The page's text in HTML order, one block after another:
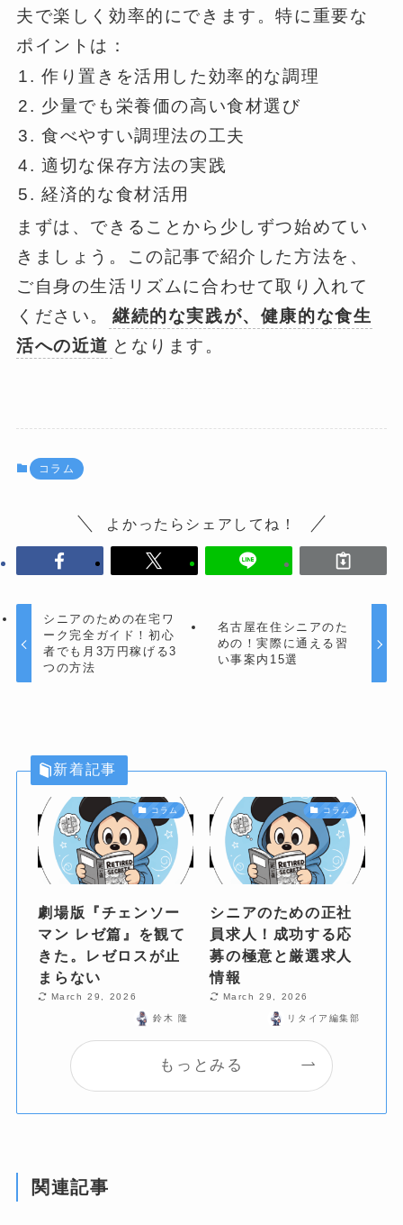
夫で楽しく効率的にできます。特に重要な
ポイントは：
作り置きを活用した効率的な調理
少量でも栄養価の高い食材選び
食べやすい調理法の工夫
適切な保存方法の実践
経済的な食材活用
まずは、できることから少しずつ始めてい
きましょう。この記事で紹介した方法を、
ご自身の生活リズムに合わせて取り入れて
ください。
継続的な実践が、健康的な食生
活への近道 となります。
コラム
よかったらシェアしてね！
シニアのための在宅ワ
ーク完全ガイド！初心
者でも月3万円稼げる3
つの方法
名古屋在住シニアのた
めの！実際に通える習
い事案内15選
新着記事
コラム
劇場版『チェンソー
マン レゼ篇』を観て
きた。レゼロスが止
まらない
March 29, 2026
鈴木 隆
コラム
シニアのための正社
員求人！成功する応
募の極意と厳選求人
情報
March 29, 2026
リタイア編集部
もっとみる
関連記事